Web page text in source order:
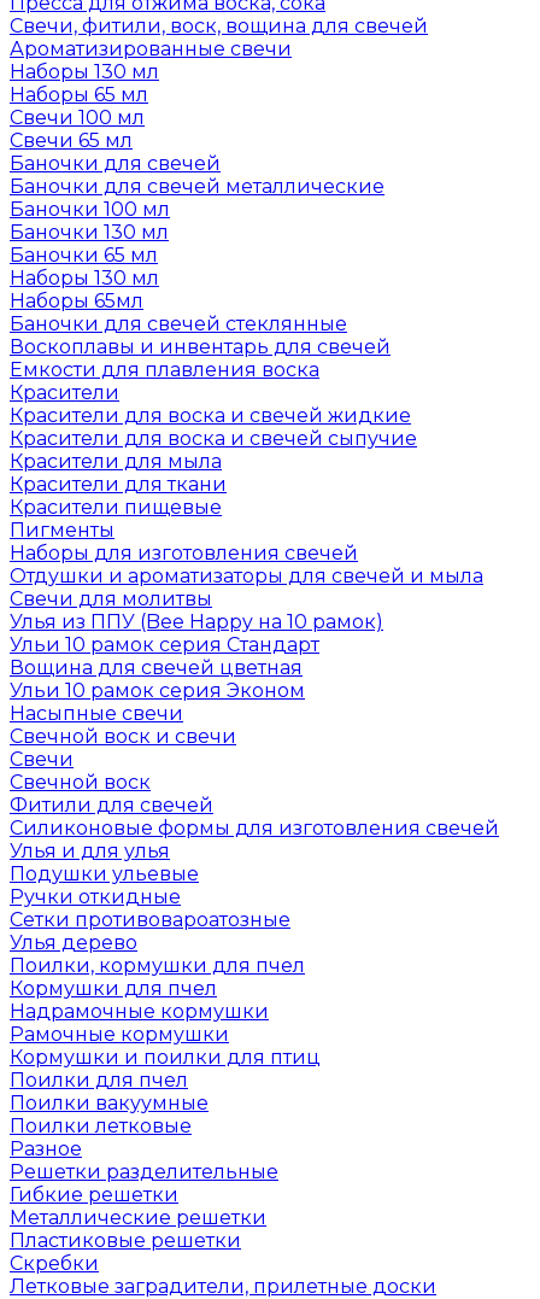
Свечи, фитили, воск, вощина для свечей
Ароматизированные свечи
Наборы 130 мл
Наборы 65 мл
Свечи 100 мл
Свечи 65 мл
Баночки для свечей
Баночки для свечей металлические
Баночки 100 мл
Баночки 130 мл
Баночки 65 мл
Наборы 130 мл
Наборы 65мл
Баночки для свечей стеклянные
Воскоплавы и инвентарь для свечей
Емкости для плавления воска
Красители
Красители для воска и свечей жидкие
Красители для воска и свечей сыпучие
Красители для мыла
Красители для ткани
Красители пищевые
Пигменты
Наборы для изготовления свечей
Отдушки и ароматизаторы для свечей и мыла
Свечи для молитвы
Улья из ППУ (Bee Happy на 10 рамок)
Ульи 10 рамок серия Стандарт
Вощина для свечей цветная
Ульи 10 рамок серия Эконом
Насыпные свечи
Свечной воск и свечи
Свечи
Свечной воск
Фитили для свечей
Силиконовые формы для изготовления свечей
Улья и для улья
Подушки ульевые
Ручки откидные
Сетки противовароатозные
Улья дерево
Поилки, кормушки для пчел
Кормушки для пчел
Надрамочные кормушки
Рамочные кормушки
Кормушки и поилки для птиц
Поилки для пчел
Поилки вакуумные
Поилки летковые
Разное
Решетки разделительные
Гибкие решетки
Металлические решетки
Пластиковые решетки
Скребки
Летковые заградители, прилетные доски